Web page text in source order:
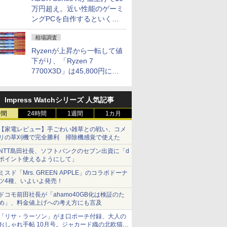
万円超え。近い性能のゲーミ
ングPCを自作するといくら
になる？
相場調査
Ryzenが上昇から一転して値
下がり、「Ryzen 7
7700X3D」は45,800円に急
との価格逆転解消 [8月前半の
CPU価格]
Impress Watchシリーズ 人気記事
24時間 1週間 1カ月
家電レビュー】手ごわい雑草との戦い、コメ
の草刈機で完全勝利 掃除機感覚で使えた
島田社長、ソフトバンクのセブン出資に「d
イント使えるようにして」
スド「Mrs. GREEN APPLE」のコラボドーナ
4種、いよいよ発売！
コモ前田社長が「ahamo40GB化は検証のた
」、料金値上げへの考え方にも言及
リサ・ラーソン」がま口ポーチ付録、大人の
しゃれ手帖 10月号。ジャカード織の北欧猫デ